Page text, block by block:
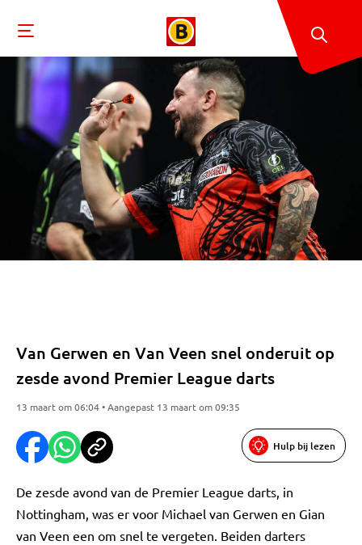
Van Gerwen en Van Veen snel onderuit op
zesde avond Premier League darts
13 maart om 06:04 • Aangepast 13 maart om 09:35
Hulp bij lezen
De zesde avond van de Premier League darts, in
Nottingham, was er voor Michael van Gerwen en Gian
van Veen een om snel te vergeten. Beiden darters